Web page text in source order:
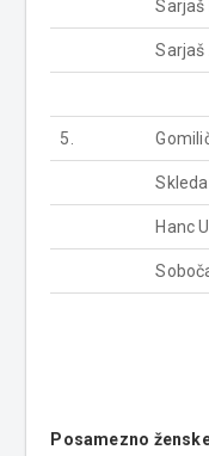
Sarjaš
Sarjaš
5.
Hanc
Posamezno